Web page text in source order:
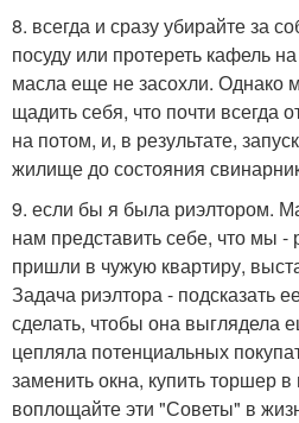
8. всегда и сразу убирайте за
посуду или протереть кафель
масла еще не засохли. Однако
щадить себя, что почти всегда
на потом, и, в результате,
жилище до состояния
9. если бы я была риэлтором.
нам представить себе, что мы -
пришли в чужую квартиру,
Задача риэлтора - подсказать
сделать, чтобы она выглядела
цепляла потенциальных
заменить окна, купить торшер
воплощайте эти "Советы" в